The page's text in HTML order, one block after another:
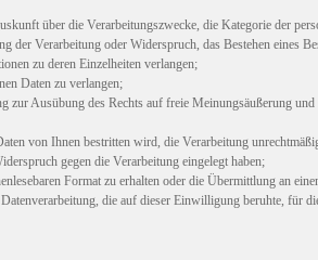
über die Verarbeitungszwecke, die Kategorie der
Verarbeitung oder Widerspruch, das Bestehen eines
zu deren Einzelheiten verlangen;
Daten zu verlangen;
zur Ausübung des Rechts auf freie Meinungsäußerung
von Ihnen bestritten wird, die Verarbeitung
gegen die Verarbeitung eingelegt haben;
Format zu erhalten oder die Übermittlung an
die auf dieser Einwilligung beruhte, für